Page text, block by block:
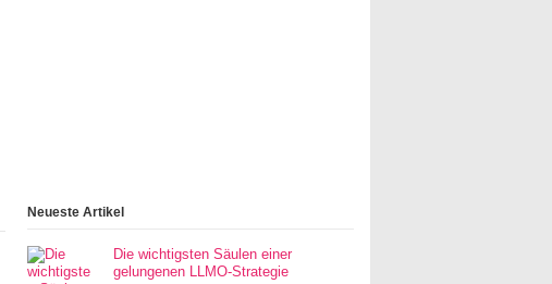
Neueste Artikel
Die wichtigsten Säulen einer
gelungenen LLMO-Strategie